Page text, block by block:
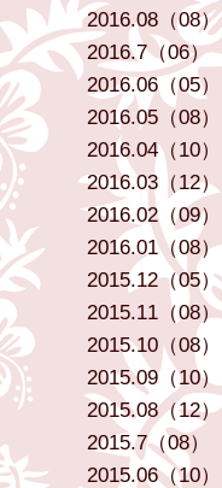
2016.08（08）
2016.7（06）
2016.06（05）
2016.05（08）
2016.04（10）
2016.03（12）
2016.02（09）
2016.01（08）
2015.12（05）
2015.11（08）
2015.10（08）
2015.09（10）
2015.08（12）
2015.7（08）
2015.06（10）